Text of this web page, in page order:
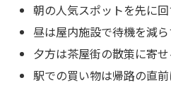
朝の人気スポットを先に
昼は屋内施設で待機を減
夕方は茶屋街の散策に寄せ
駅での買い物は帰路の直